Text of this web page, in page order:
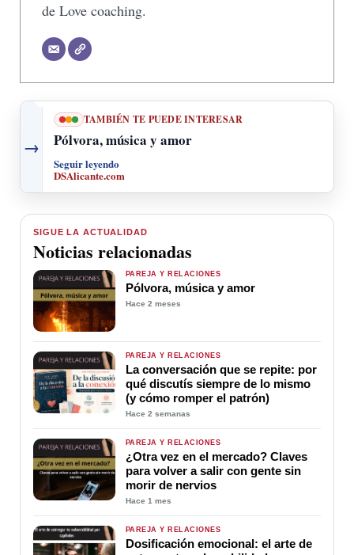
de Love coaching.
→
TAMBIÉN TE PUEDE INTERESAR
Pólvora, música y amor
Seguir leyendo
DSAlicante.com
SIGUE LA ACTUALIDAD
Noticias relacionadas
PAREJA Y RELACIONES
Pólvora, música y amor
Hace 2 meses
PAREJA Y RELACIONES
La conversación que se repite: por
qué discutís siempre de lo mismo
(y cómo romper el patrón)
Hace 2 semanas
PAREJA Y RELACIONES
¿Otra vez en el mercado? Claves
para volver a salir con gente sin
morir de nervios
Hace 1 mes
PAREJA Y RELACIONES
Dosificación emocional: el arte de